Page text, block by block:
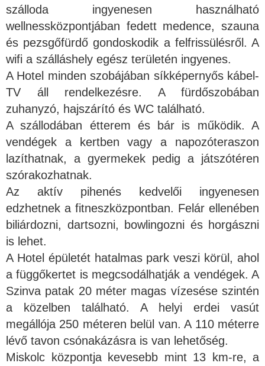
szálloda ingyenesen használható
wellnessközpontjában fedett medence, szauna
és pezsgőfürdő gondoskodik a felfrissülésről. A
wifi a szálláshely egész területén ingyenes.
A Hotel minden szobájában síkképernyős kábel-
TV áll rendelkezésre. A fürdőszobában
zuhanyzó, hajszárító és WC található.
A szállodában étterem és bár is működik. A
vendégek a kertben vagy a napozóteraszon
lazíthatnak, a gyermekek pedig a játszótéren
szórakozhatnak.
Az aktív pihenés kedvelői ingyenesen
edzhetnek a fitneszközpontban. Felár ellenében
biliárdozni, dartsozni, bowlingozni és horgászni
is lehet.
A Hotel épületét hatalmas park veszi körül, ahol
a függőkertet is megcsodálhatják a vendégek. A
Szinva patak 20 méter magas vízesése szintén
a közelben található. A helyi erdei vasút
megállója 250 méteren belül van. A 110 méterre
lévő tavon csónakázásra is van lehetőség.
Miskolc központja kevesebb mint 13 km-re, a